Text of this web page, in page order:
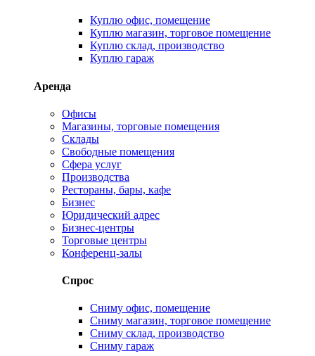
Куплю офис, помещение
Куплю магазин, торговое помещение
Куплю склад, производство
Куплю гараж
Аренда
Офисы
Магазины, торговые помещения
Склады
Свободные помещения
Сфера услуг
Производства
Рестораны, бары, кафе
Бизнес
Юридический адрес
Бизнес-центры
Торговые центры
Конференц-залы
Спрос
Сниму офис, помещение
Сниму магазин, торговое помещение
Сниму склад, производство
Сниму гараж